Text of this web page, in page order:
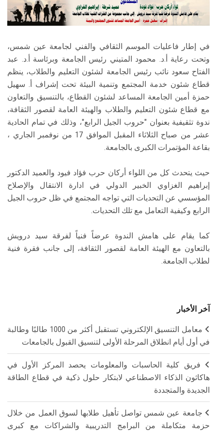
الطلاب
الدراسات العليا
الخريجين
الموظفون
الزائـرون
في إطار فاعليات الموسم الثقافي والفني لجامعة عين شمس،
وتحت رعاية أ.د. محمود المتيني رئيس الجامعة وبرئاسة أ.د. عبد
الفتاح سعود نائب رئيس الجامعة لشئون التعليم والطلاب، ينظم
قطاع شئون خدمة المجتمع وتنمية البيئة تحت إشراف أ. سهيل
حمزة أمين الجامعة المساعد لشئون القطاع، بالتنسيق والتعاون
مع قطاع شئون التعليم والطلاب والهيئة العامة لقصور الثقافة،
ندوة تثقيفية بعنوان "حروب الجيل الرابع"، وذلك في تمام الحادية
عشر من صباح الثلاثاء المقبل الموافق 17 من نوفمبر الجاري ،
بقاعة المؤتمرات الكبرى بالجامعة.
حيث يتحدث كل من اللواء أركان حرب فؤاد فيود والعميد الدكتور
إبراهيم الغزاوي الخبير الدولي في ادارة الانتقال والإصلاح
المؤسسي عن التحديات التي تواجه المجتمع في ظل حروب الجيل
الرابع وكيفية التعامل مع تلك التحديات.
كما يقام على هامش الندوة عرضاً فنياً لفرقة سيد درويش
بالتعاون مع الهيئة العامة لقصور الثقافة، إلى جانب فقرة فنية
لطلاب الجامعة.
آخر الأخبار
معامل التنسيق الإلكتروني تستقبل أكثر من 1000 طالبًا وطالبة
في أول أيام انطلاق المرحلة الأولى لتنسيق القبول بالجامعات
فريق كلية الحاسبات والمعلومات يحصد المركز الأول في
هاكاثون الذكاء الاصطناعي لابتكار حلول ذكية في قطاع الطاقة
الجديدة والمتجددة
جامعة عين شمس تواصل تأهيل طلابها لسوق العمل من خلال
حزمة متكاملة من البرامج التدريبية والشراكات مع كبرى